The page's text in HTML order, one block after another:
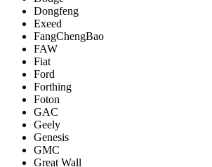
Dongfeng
Exeed
FangChengBao
FAW
Fiat
Ford
Forthing
Foton
GAC
Geely
Genesis
GMC
Great Wall